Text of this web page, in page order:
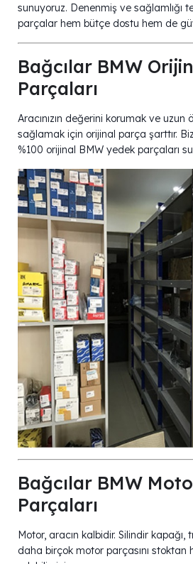
sunuyoruz. Denenmiş ve sağlamlığı
parçalar hem bütçe dostu hem de
Bağcılar BMW
Parçaları
Aracınızın değerini korumak ve uzun
sağlamak için orijinal parça şarttır.
%100 orijinal BMW yedek parçaları
Bağcılar BMW
Parçaları
Motor, aracın kalbidir. Silindir
daha birçok motor parçasını stoktan